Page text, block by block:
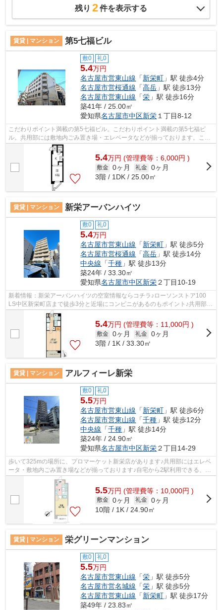
残り 2件を表示する
賃貸 | マンション 第5七福ビル
敷0 礼0
5.4万円
名古屋市営東山線 「新栄町 」駅 徒歩4分
名古屋市営桜通線 「高岳 」駅 徒歩13分
名古屋市営東山線 「栄 」駅 徒歩16分
築41年 / 25.00㎡
愛知県名古屋市中区新栄 １丁目8-12
こだわりポイント満載の第5七福ビル。こだわりポイント満載の第5七福ビ
ル。共用部には敷地内ごみ置き場・エレベータなどが揃っております。こち
らの物件は周辺に駅が2つあるので電車へ...
5.4万円 (管理費等：6,000円 )
敷金 0ヶ月 礼金 0ヶ月
3階 / 1DK / 25.00㎡
賃貸 | マンション 新栄アーバンハイツ
敷0 礼0
5.4万円
名古屋市営東山線 「新栄町 」駅 徒歩5分
名古屋市営桜通線 「高岳 」駅 徒歩14分
中央線 「千種 」駅 徒歩13分
築24年 / 33.30㎡
愛知県名古屋市中区新栄２丁目10-19
新着情報：新栄アーバンハイツの空室情報ならコチラ♪ローソンストア100
LS中区新栄町店まで徒歩3分と近場にコンビニがあるのもポイント♪共用部に
はエレベータ・敷地内ごみ置き場など様...
5.4万円 (管理費等：11,000円 )
敷金 0ヶ月 礼金 0ヶ月
3階 / 1K / 33.30㎡
賃貸 | マンション アルフィーレ新栄
敷0 礼0
5.5万円
名古屋市営東山線 「新栄町 」駅 徒歩6分
名古屋市営東山線 「千種 」駅 徒歩12分
中央線 「千種 」駅 徒歩14分
築24年 / 24.90㎡
愛知県名古屋市中区新栄２丁目14-29
歩いて325mの場所に、プロマーケット新栄店があります♪共用部にはエレベ
ータ・敷地内ごみ置き場などが揃っております♪自宅から2駅利用できる、利
便性の高い物件です♪こちらは初期費用...
5.5万円 (管理費等：10,000円 )
敷金 0ヶ月 礼金 0ヶ月
10階 / 1K / 24.90㎡
賃貸 | マンション 栄グリーンマンション
敷0 礼0
5.5万円
名古屋市営東山線 「栄 」駅 徒歩5分
名古屋市営名城線 「栄 」駅 徒歩5分
名古屋市営東山線 「新栄町 」駅 徒歩17分
築49年 / 23.83㎡